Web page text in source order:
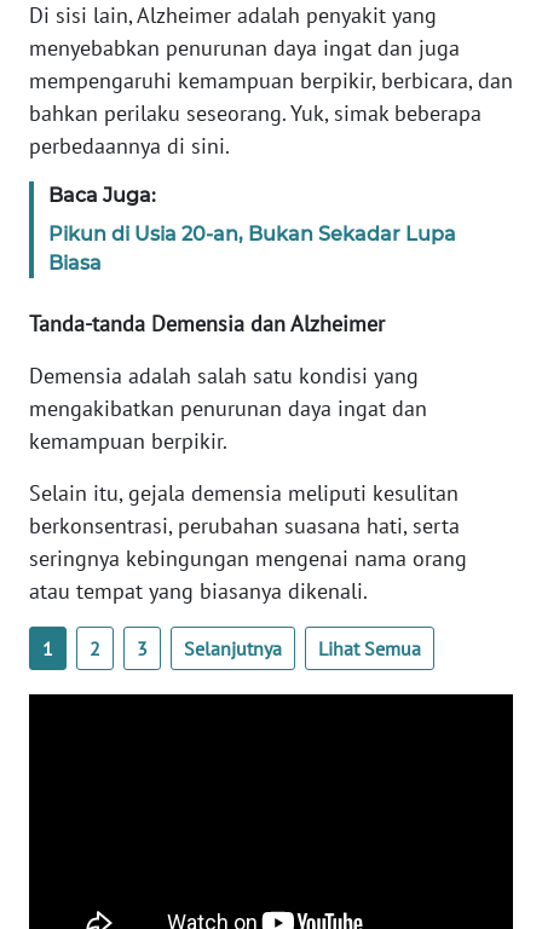
Di sisi lain, Alzheimer adalah penyakit yang
menyebabkan penurunan daya ingat dan juga
mempengaruhi kemampuan berpikir, berbicara, dan
bahkan perilaku seseorang. Yuk, simak beberapa
perbedaannya di sini.
Baca Juga:
Pikun di Usia 20-an, Bukan Sekadar Lupa
Biasa
Tanda-tanda Demensia dan Alzheimer
Demensia adalah salah satu kondisi yang
mengakibatkan penurunan daya ingat dan
kemampuan berpikir.
Selain itu, gejala demensia meliputi kesulitan
berkonsentrasi, perubahan suasana hati, serta
seringnya kebingungan mengenai nama orang
atau tempat yang biasanya dikenali.
1 2 3 Selanjutnya Lihat Semua
Wahana
News
Regional
WN
WN
JAKARTA
WN
WN
WN
NTT
WN
WN
PAPUA